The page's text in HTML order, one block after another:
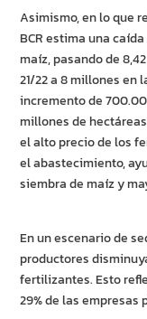
Asimismo, en lo que
BCR estima una
maíz, pasando de
21/22 a 8 millones en
incremento de
millones de
el alto precio de los
el abastecimiento,
siembra de maíz y
En un escenario de
productores
fertilizantes. Esto
29% de las